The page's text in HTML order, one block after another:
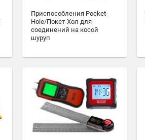
Приспособления Pocket-
Hole/Покет-Хол для
соединений на косой
шуруп